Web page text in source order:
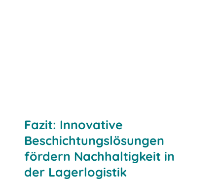
Fazit: Innovative
Beschichtungslösungen
fördern Nachhaltigkeit in
der Lagerlogistik